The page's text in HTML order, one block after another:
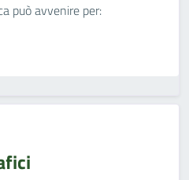
può avvenire per: